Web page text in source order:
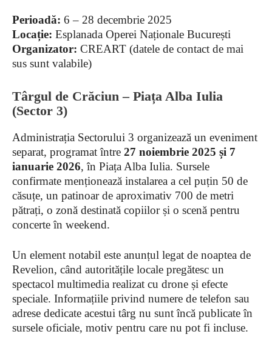
Perioadă: 6 – 28 decembrie 2025
Locație: Esplanada Operei Naționale București
Organizator: CREART (datele de contact de mai
sus sunt valabile)
Târgul de Crăciun – Piața Alba Iulia
(Sector 3)
Administrația Sectorului 3 organizează un eveniment
separat, programat între 27 noiembrie 2025 și 7
ianuarie 2026, în Piața Alba Iulia. Sursele
confirmate menționează instalarea a cel puțin 50 de
căsuțe, un patinoar de aproximativ 700 de metri
pătrați, o zonă destinată copiilor și o scenă pentru
concerte în weekend.
Un element notabil este anunțul legat de noaptea de
Revelion, când autoritățile locale pregătesc un
spectacol multimedia realizat cu drone și efecte
speciale. Informațiile privind numere de telefon sau
adrese dedicate acestui târg nu sunt încă publicate în
sursele oficiale, motiv pentru care nu pot fi incluse.